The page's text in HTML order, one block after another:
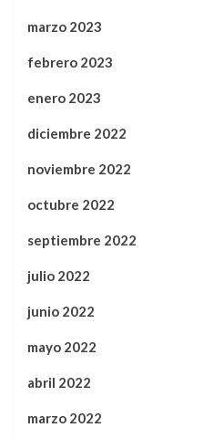
marzo 2023
febrero 2023
enero 2023
diciembre 2022
noviembre 2022
octubre 2022
septiembre 2022
julio 2022
junio 2022
mayo 2022
abril 2022
marzo 2022